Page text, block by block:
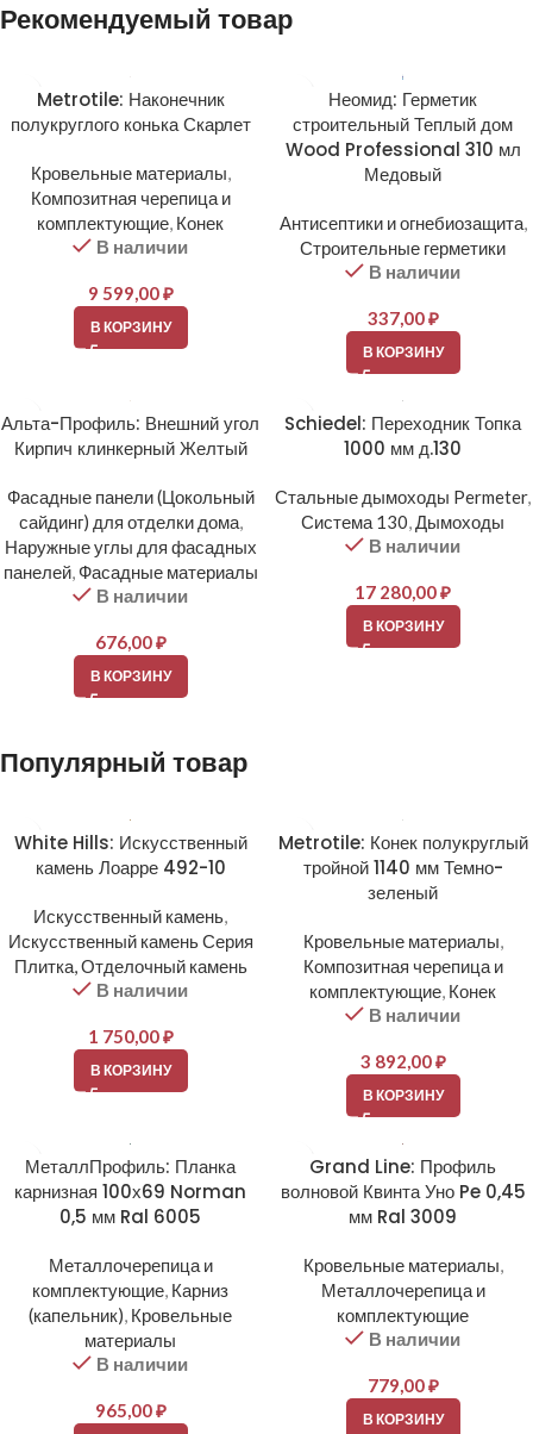
Рекомендуемый товар
Metrotile: Наконечник
полукруглого конька Скарлет
Кровельные материалы,
Композитная черепица и
комплектующие, Конек
В наличии
9 599,00₽
В КОРЗИНУ
Неомид: Герметик
строительный Теплый дом
Wood Professional 310 мл
Медовый
Антисептики и огнебиозащита,
Строительные герметики
В наличии
337,00₽
В КОРЗИНУ
Альта-Профиль: Внешний угол
Кирпич клинкерный Желтый
Фасадные панели (Цокольный
сайдинг) для отделки дома,
Наружные углы для фасадных
панелей, Фасадные материалы
В наличии
676,00₽
В КОРЗИНУ
Schiedel: Переходник Топка
1000 мм д.130
Стальные дымоходы Permeter,
Система 130,Дымоходы
В наличии
17 280,00₽
В КОРЗИНУ
Популярный товар
White Hills: Искусственный
камень Лоарре 492-10
Искусственный камень,
Искусственный камень Серия
Плитка, Отделочный камень
В наличии
1 750,00₽
В КОРЗИНУ
Metrotile: Конек полукруглый
тройной 1140 мм Темно-
зеленый
Кровельные материалы,
Композитная черепица и
комплектующие, Конек
В наличии
3 892,00₽
В КОРЗИНУ
МеталлПрофиль: Планка
карнизная 100х69 Norman
0,5 мм Ral 6005
Металлочерепица и
комплектующие, Карниз
(капельник), Кровельные
материалы
В наличии
965,00₽
Grand Line: Профиль
волновой Квинта Уно Pe 0,45
мм Ral 3009
Кровельные материалы,
Металлочерепица и
комплектующие
В наличии
779,00₽
В КОРЗИНУ